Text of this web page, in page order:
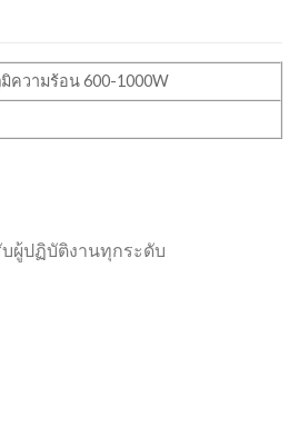
ความร้อน 600-1000W
ผู้ปฏิบัติงานทุกระดับ